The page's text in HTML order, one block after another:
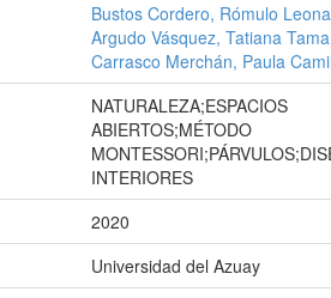
Bustos Cordero, Rómulo
Argudo Vásquez, Tatiana
Carrasco Merchán, Paula
NATURALEZA;ESPACIOS
ABIERTOS;MÉTODO
INTERIORES
2020
Universidad del Azuay